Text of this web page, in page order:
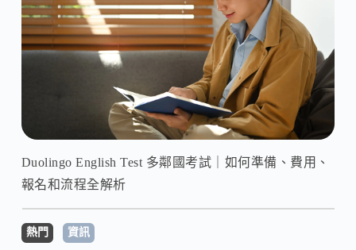
Duolingo English Test 多鄰國考試｜如何準備、費用、
報名和流程全解析
熱門 資訊